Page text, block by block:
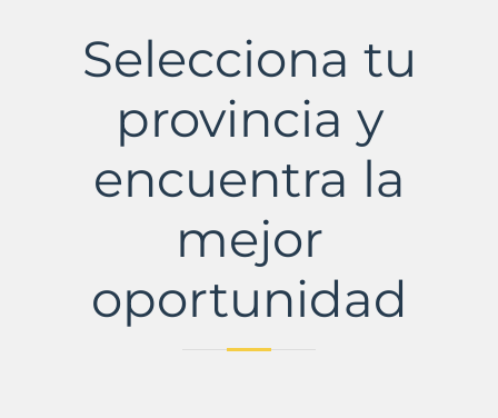
MurbalandsSelecciona tu
provincia y
encuentra la
mejor
oportunidad